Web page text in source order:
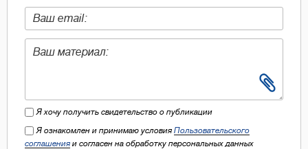
Я хочу получить свидетельство о публикации
Я ознакомлен и принимаю условия Пользовательского
соглашения и согласен на обработку персональных данных